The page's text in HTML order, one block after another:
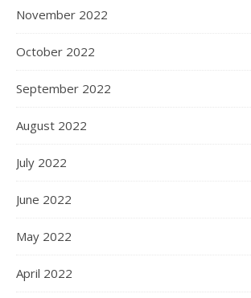
November 2022
October 2022
September 2022
August 2022
July 2022
June 2022
May 2022
April 2022